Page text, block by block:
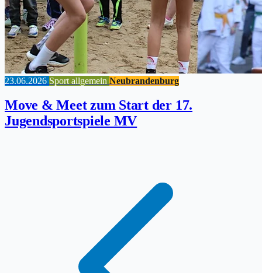
23.06.2026 Sport allgemein Neubrandenburg
Move & Meet zum Start der 17.
Jugendsportspiele MV